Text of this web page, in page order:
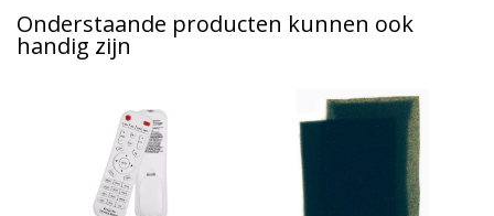
Onderstaande producten kunnen ook
handig zijn